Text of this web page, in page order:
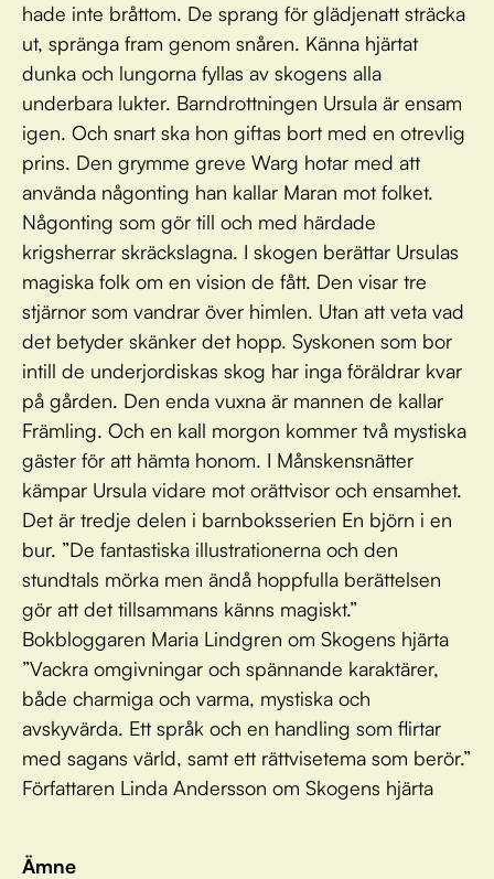
hade inte bråttom. De sprang för glädjenatt sträcka
ut, spränga fram genom snåren. Känna hjärtat
dunka och lungorna fyllas av skogens alla
underbara lukter. Barndrottningen Ursula är ensam
igen. Och snart ska hon giftas bort med en otrevlig
prins. Den grymme greve Warg hotar med att
använda någonting han kallar Maran mot folket.
Någonting som gör till och med härdade
krigsherrar skräckslagna. I skogen berättar Ursulas
magiska folk om en vision de fått. Den visar tre
stjärnor som vandrar över himlen. Utan att veta vad
det betyder skänker det hopp. Syskonen som bor
intill de underjordiskas skog har inga föräldrar kvar
på gården. Den enda vuxna är mannen de kallar
Främling. Och en kall morgon kommer två mystiska
gäster för att hämta honom. I Månskensnätter
kämpar Ursula vidare mot orättvisor och ensamhet.
Det är tredje delen i barnboksserien En björn i en
bur. ”De fantastiska illustrationerna och den
stundtals mörka men ändå hoppfulla berättelsen
gör att det tillsammans känns magiskt.”
Bokbloggaren Maria Lindgren om Skogens hjärta
”Vackra omgivningar och spännande karaktärer,
både charmiga och varma, mystiska och
avskyvärda. Ett språk och en handling som flirtar
med sagans värld, samt ett rättvisetema som berör.”
Författaren Linda Andersson om Skogens hjärta
Ämne